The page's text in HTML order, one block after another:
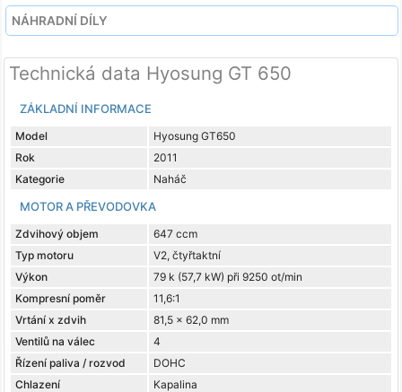
NÁHRADNÍ DÍLY
Technická data Hyosung GT 650
ZÁKLADNÍ INFORMACE
Model
Hyosung GT650
Rok
2011
Kategorie
Naháč
MOTOR A PŘEVODOVKA
Zdvihový objem
647 ccm
Typ motoru
V2, čtyřtaktní
Výkon
79 k (57,7 kW) při 9250 ot/min
Kompresní poměr
11,6:1
Vrtání x zdvih
81,5 x 62,0 mm
Ventilů na válec
4
Řízení paliva / rozvod
DOHC
Chlazení
Kapalina